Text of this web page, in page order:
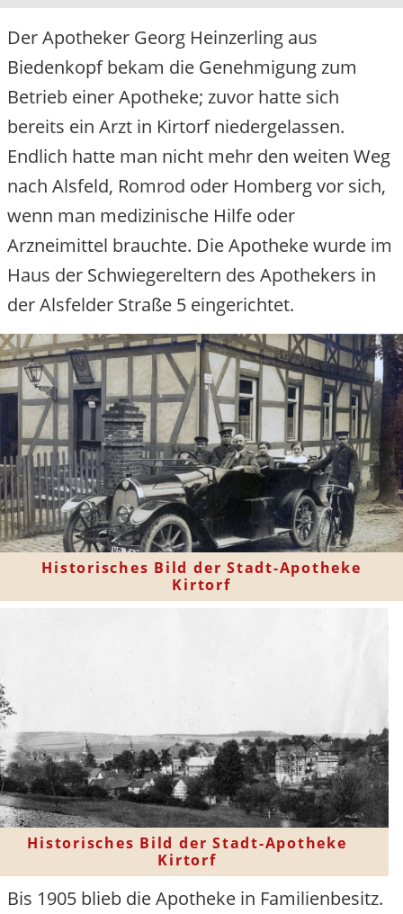
Der Apotheker Georg Heinzerling aus
Biedenkopf bekam die Genehmigung zum
Betrieb einer Apotheke; zuvor hatte sich
bereits ein Arzt in Kirtorf niedergelassen.
Endlich hatte man nicht mehr den weiten Weg
nach Alsfeld, Romrod oder Homberg vor sich,
wenn man medizinische Hilfe oder
Arzneimittel brauchte. Die Apotheke wurde im
Haus der Schwiegereltern des Apothekers in
der Alsfelder Straße 5 eingerichtet.
Historisches Bild der Stadt-Apotheke
Kirtorf
Historisches Bild der Stadt-Apotheke
Kirtorf
Bis 1905 blieb die Apotheke in Familienbesitz.